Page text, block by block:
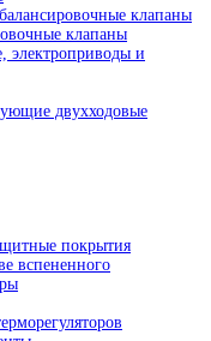
клапаны
клапаны
электроприводы и
двухходовые
покрытия
вспененного